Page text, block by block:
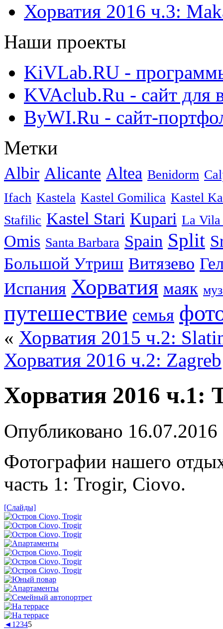
Хорватия 2016 ч.3:
Наши проекты
KiVLab.RU -
KVAclub.Ru - сайт для
ByWI.Ru - сайт-
Метки
Albir Alicante Altea Benidorm
Ifach Kastela Kastel Gomilica Kastel
Stafilic Kastel Stari Kupari La Vila
Omis Santa Barbara Spain Split
Большой Утриш Витязево
Испания Хорватия маяк
путешествие семья
« Хорватия 2015 ч.2:
Хорватия 2016 ч.2: Zagreb
Хорватия 2016 ч.1:
Опубликовано 16.07.2016
Фотографии нашего
часть 1: Trogir, Ciovo.
[Слайды]
◄ 1 2345